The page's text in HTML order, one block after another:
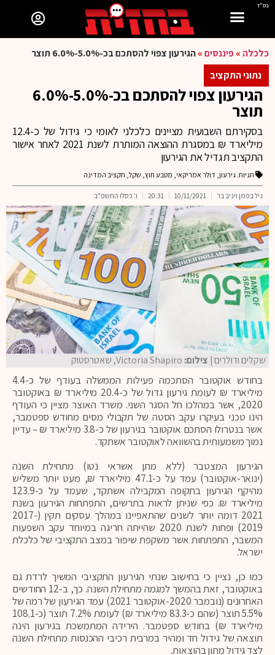
בס"ד
כלכלה »פיננסים»הגירעון צפוי להסתכם בכ-5.0%-6.0% תוצר
נתוני התקציב
הגירעון צפוי להסתכם בכ-5.0%-6.0%
תוצר
בסקירתם השבועית מציינים כלכלני לאומי כי גידול של כ-12.4
מיליארד ₪ במסגרת ההוצאה המותרת לשנת 2021 לאחר אישור
התקציב תגדיל את הגירעון
תגיות: גירעון, דולר אמריקאי, מטבע חוץ, שקל, תקציב המדינה
גיל בפמן ויניב בר 10/11/2021
20:31 ו' כסלו התשפ"ב
שקלים ודולרים | צילום: Victoria Shapiro, שאטרסטוק
בחודש אוקטובר הסתכמה פעילות הממשלה בעודף של כ-4.4
מיליארד ₪ לעומת גירעון גדול של כ-20.4 מיליארד ₪ באוקטובר
2020, אשר במהלכו חל הסגר השני. משרד האוצר מציין כי העודף
הינו טכני בעיקרו עקב הסטה של תקבולי מסים מחודש ספטמבר,
אשר בנטרולו הסתכם אוקטובר בגירעון של כ-3.8 מיליארד ₪ – עדיין
נמוך משמעותית בהשוואה לאוקטובר אשתקד.
הגירעון המצטבר (ללא מתן אשראי נטו) מתחילת השנה
(ינואר-אוקטובר) עמד על כ-47.1 מיליארד ₪, מעט יותר משליש
מהיקף הגירעון בתקופה המקבילה אשתקד, שעמד על כ-123.9
מיליארד ₪. כפי שניתן לראות בתרשים, התפתחות הגירעון בשנת
2021 דומה יותר לשנים שהתאפיינו במהלך עסקים תקין (2017-
2019) ופחות לשנת 2020 שהייתה חריגה במיוחד עקב השפעות
המשבר, התפתחות אשר משקפת שיפור במצב התקציבי של כלכלת
ישראל.
כמו כן, נציין כי בחישוב שנתי הגירעון התקציבי המשיך לרדת גם
באוקטובר, זאת בהמשך למגמה מתחילת השנה. כך, ב-12 החודשים
האחרונים (נובמבר 2020-אוקטובר 2021) עמד הגירעון של רמה של
5.5% תוצר (שהם כ-83.3 מיליארד ₪) לעומת 7.2% תוצר (כ-108.1
מיליארד ₪) בחודש ספטמבר. הירידה המתמשכת בגירעון הינה
תוצאה של גידול חד ומהיר במרבית רכיבי ההכנסות מתחילת השנה
לצד גידול מתון בהוצאות.